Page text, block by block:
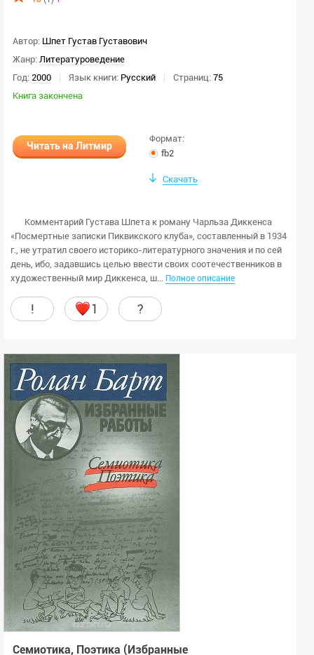
Автор: Шпет Густав Густавович
Жанр: Литературоведение
Год: 2000 Язык книги: Русский Страниц: 75
Книга закончена
Читать на Литмир
Формат:
fb2
Скачать
Комментарий Густава Шпета к роману Чарльза Диккенса
«Посмертные записки Пиквикского клуба», составленный в 1934
г., не утратил своего историко-литературного значения и по сей
день, ибо, задавшись целью ввести своих соотечественников в
художественный мир Диккенса, ш...
Полное описание
! 1 ?
Семиотика, Поэтика (Избранные